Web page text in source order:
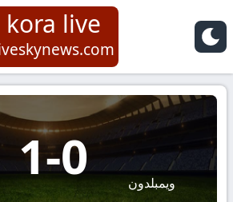
kora live
1-0 ويمبلدون